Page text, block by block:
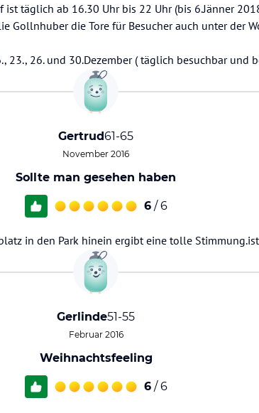
ist täglich ab 16.30 Uhr bis 22 Uhr (bis 6.Jänner
Gollnhuber die Tore für Besucher auch unter der
23., 26. und 30.Dezember ( täglich besuchbar und
Gertrud61-65
November 2016
Sollte man gesehen haben
6 / 6
in den Park hinein ergibt eine tolle
Gerlinde51-55
Februar 2016
Weihnachtsfeeling
6 / 6